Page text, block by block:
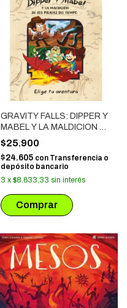
GRAVITY FALLS: DIPPER Y
MABEL Y LA MALDICION DE
LOS PIRATAS DEL TIEMPO
$25.900
$24.605 con Transferencia o
depósito bancario
3 x $8.633,33 sin interés